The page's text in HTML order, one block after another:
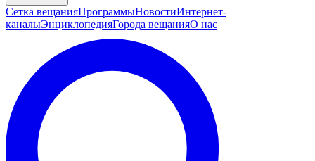
Сетка вещанияПрограммыНовостиИнтернет-
каналыЭнциклопедияГорода вещанияО нас